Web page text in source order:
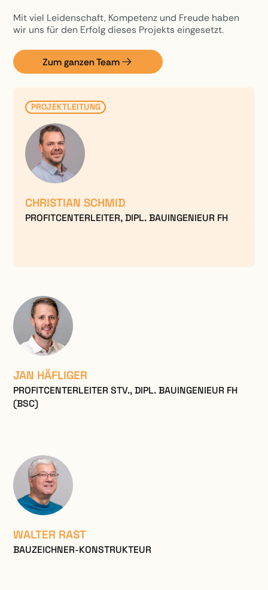
Mit viel Leidenschaft, Kompetenz und Freude haben
wir uns für den Erfolg dieses Projekts eingesetzt.
Zum ganzen Team
PROJEKTLEITUNG
CHRISTIAN SCHMID
PROFITCENTERLEITER, DIPL. BAUINGENIEUR FH
JAN HÄFLIGER
PROFITCENTERLEITER STV., DIPL. BAUINGENIEUR FH
(BSC)
WALTER RAST
BAUZEICHNER-KONSTRUKTEUR